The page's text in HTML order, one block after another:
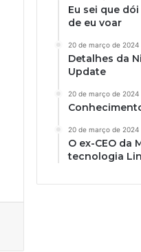
Eu sei que
de eu voar
20 de março de 2024
Detalhes da
Update
20 de março de 2024
20 de março de 2024
O ex-CEO da
tecnologia